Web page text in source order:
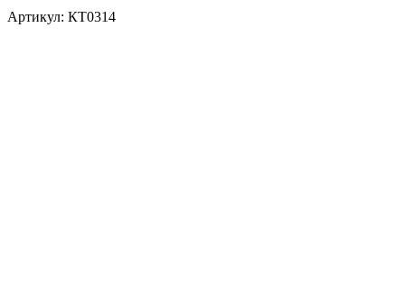
Артикул: КТ0314